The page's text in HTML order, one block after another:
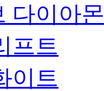
다이아
프트
이트